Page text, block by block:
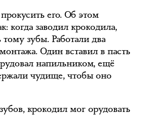
его. Об этом
когда заводил крокодила,
зубы. Работали два
Один вставил в пасть
напильником, ещё
чудище, чтобы оно
крокодил мог орудовать